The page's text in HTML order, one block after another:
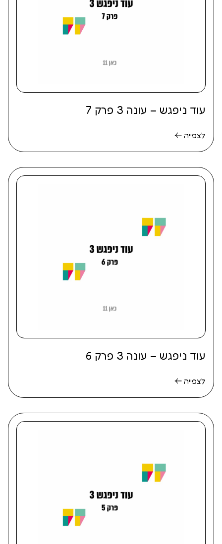
עוד ניפגש – עונה 3 פרק 7
לצפייה
עוד ניפגש – עונה 3 פרק 6
לצפייה